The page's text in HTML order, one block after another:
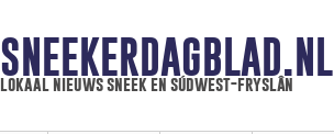
SNEEKERDAGBLAD.NL
lokaal nieuws sneek en súdwest-fryslân